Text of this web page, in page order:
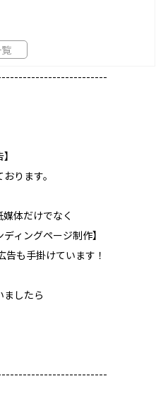
ります。
体だけでなく
ィングページ制作】
告も手掛けています！
ましたら